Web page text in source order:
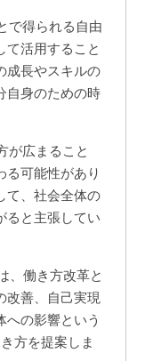
で得られる自由
て活用すること
成長やスキルの
自身のための時
が広まること
る可能性があり
て、社会全体の
ると主張してい
、働き方改革と
改善、自己実現
への影響という
方を提案しま